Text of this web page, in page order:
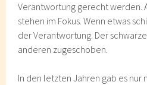
Verantwortung gerecht werden.
stehen im Fokus. Wenn etwas
der Verantwortung. Der
anderen zugeschoben.
In den letzten Jahren gab es nur